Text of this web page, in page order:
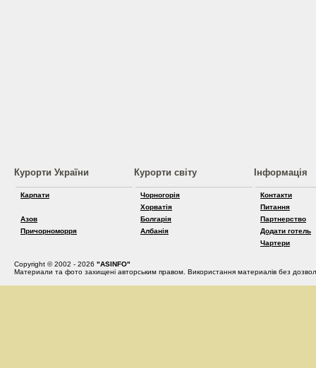
Курорти України
Карпати
Азов
Причорноморря
Курорти світу
Чорногорія
Хорватія
Болгарія
Албанія
Інформація
Контакти
Питання
Партнерство
Додати готель
Чартери
Copyright © 2002 - 2026 "ASINFO"
Материали та фото захищені авторським правом. Використання материалів без